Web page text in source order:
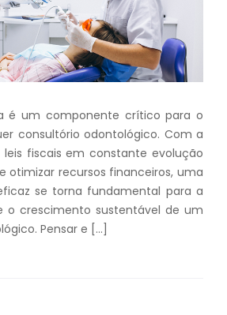
é um componente crítico para o
consultório odontológico. Com a
leis fiscais em constante evolução
otimizar recursos financeiros, uma
se torna fundamental para a
o crescimento sustentável de um
Pensar e […]